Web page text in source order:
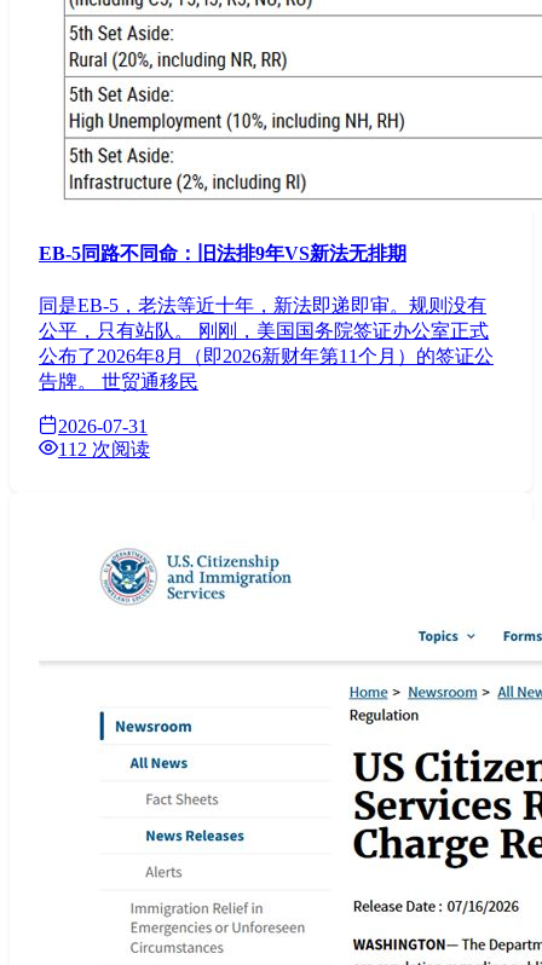
EB-5同路不同命：旧法排9年VS新法无排期
同是EB-5，老法等近十年，新法即递即审。规则没有
公平，只有站队。 刚刚，美国国务院签证办公室正式
公布了2026年8月（即2026新财年第11个月）的签证公
告牌。 世贸通移民
2026-07-31
112 次阅读